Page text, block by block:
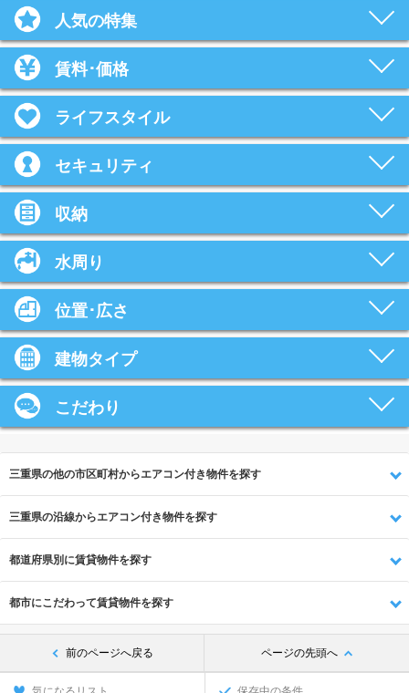
人気の特集
賃料･価格
ライフスタイル
セキュリティ
収納
水周り
位置･広さ
建物タイプ
こだわり
三重県の他の市区町村からエアコン付き物件を探す
三重県の沿線からエアコン付き物件を探す
都道府県別に賃貸物件を探す
都市にこだわって賃貸物件を探す
前のページへ戻る ページの先頭へ